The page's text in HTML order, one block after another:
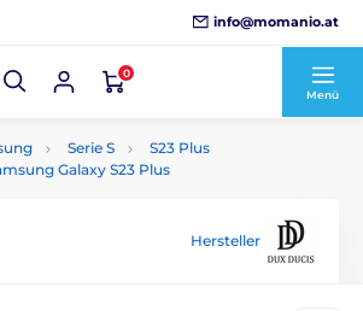
info@momanio.at
0
Menü
Serie S
S23 Plus
Galaxy S23 Plus
Hersteller